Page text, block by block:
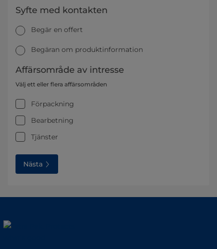
Syfte med kontakten
Begär en offert
Begäran om produktinformation
Affärsområde av intresse
Välj ett eller flera affärsområden
Förpackning
Bearbetning
Tjänster
Nästa